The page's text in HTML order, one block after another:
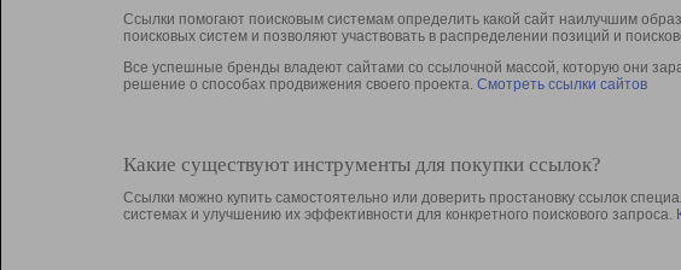
Ссылки помогают поисковым системам определить какой сайт наилучшим
поисковых систем и позволяют участвовать в раcпределении позиций и
Все успешные бренды владеют сайтами со ссылочной массой, которую они
решение о способах продвижения своего проекта. Смотреть ссылки сайтов
Какие существуют инструменты для покупки ссылок?
Ссылки можно купить самостоятельно или доверить простановку ссылок
системах и улучшению их эффективности для конкретного поискового запроса.